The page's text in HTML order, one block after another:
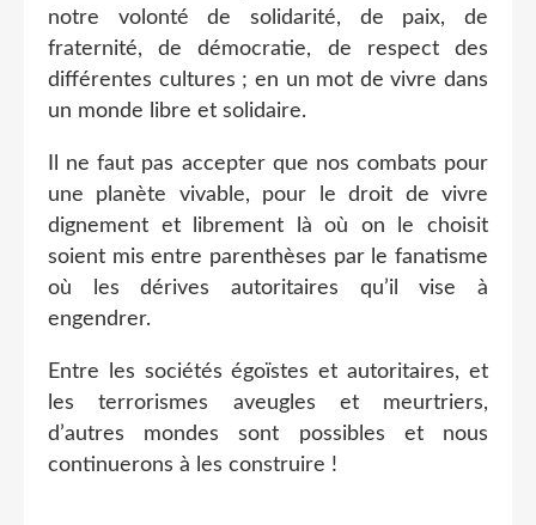
notre volonté de solidarité, de paix, de
fraternité, de démocratie, de respect des
différentes cultures ; en un mot de vivre dans
un monde libre et solidaire.
Il ne faut pas accepter que nos combats pour
une planète vivable, pour le droit de vivre
dignement et librement là où on le choisit
soient mis entre parenthèses par le fanatisme
où les dérives autoritaires qu’il vise à
engendrer.
Entre les sociétés égoïstes et autoritaires, et
les terrorismes aveugles et meurtriers,
d’autres mondes sont possibles et nous
continuerons à les construire !